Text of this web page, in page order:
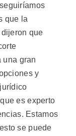
que la
que
una gran
y
es experto
Estamos
se puede